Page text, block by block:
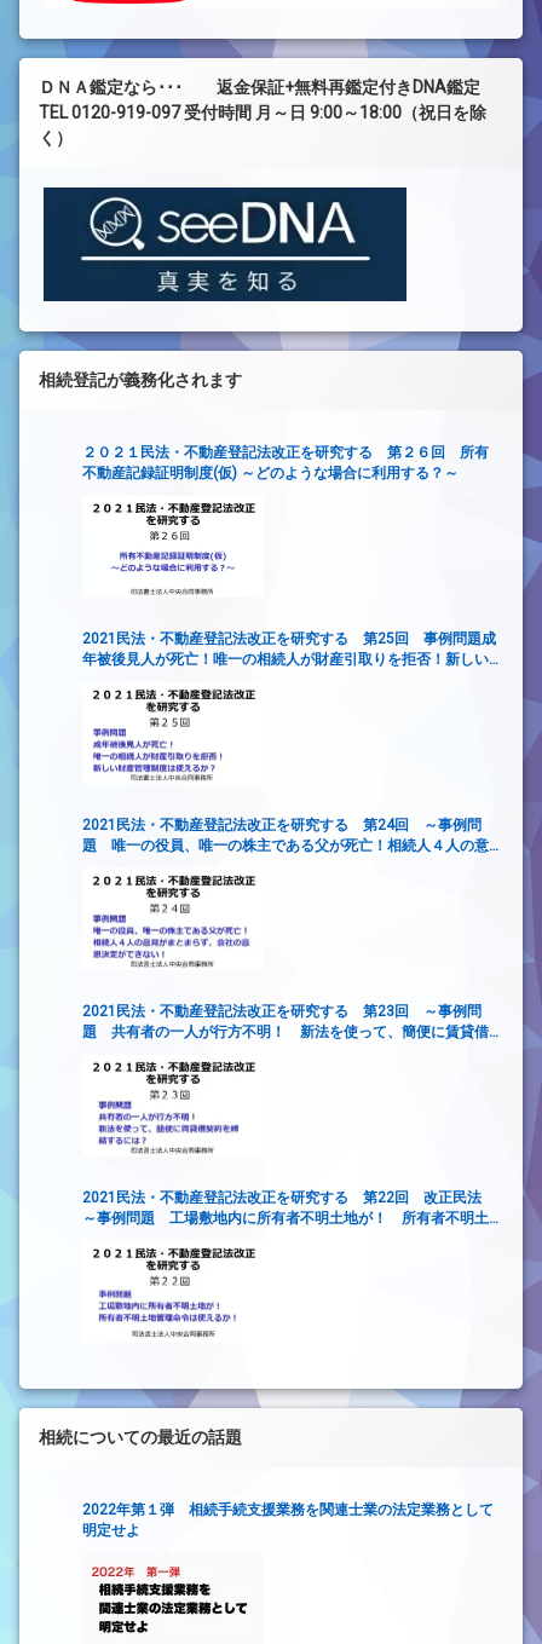
ＤＮＡ鑑定なら･･･ 返金保証+無料再鑑定付きDNA鑑定
TEL 0120-919-097 受付時間 月～日 9:00～18:00（祝日を除
く）
相続登記が義務化されます
２０２１民法・不動産登記法改正を研究する 第２６回 所有
不動産記録証明制度(仮) ～どのような場合に利用する？～
2021民法・不動産登記法改正を研究する 第25回 事例問題成
年被後見人が死亡！唯一の相続人が財産引取りを拒否！新しい
2021民法・不動産登記法改正を研究する 第24回 ～事例問
題 唯一の役員、唯一の株主である父が死亡！相続人４人の意
2021民法・不動産登記法改正を研究する 第23回 ～事例問
題 共有者の一人が行方不明！ 新法を使って、簡便に賃貸借
2021民法・不動産登記法改正を研究する 第22回 改正民法
～事例問題 工場敷地内に所有者不明土地が！ 所有者不明土
相続についての最近の話題
2022年第１弾 相続手続支援業務を関連士業の法定業務として
明定せよ